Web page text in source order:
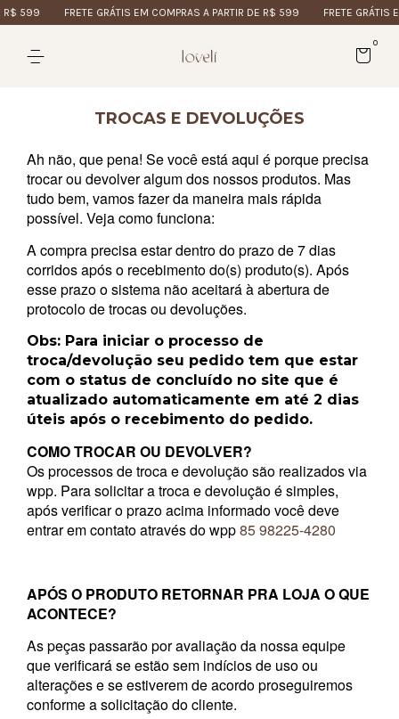
R$ 599 FRETE GRÁTIS EM COMPRAS A PARTIR DE R$ 599 FRETE GRÁTIS
0
TROCAS E DEVOLUÇÕES
Ah não, que pena! Se você está aqui é porque precisa
trocar ou devolver algum dos nossos produtos. Mas
tudo bem, vamos fazer da maneira mais rápida
possível. Veja como funciona:
A compra precisa estar dentro do prazo de 7 dias
corridos após o recebimento do(s) produto(s). Após
esse prazo o sistema não aceitará à abertura de
protocolo de trocas ou devoluções.
Obs: Para iniciar o processo de
troca/devolução seu pedido tem que estar
com o status de concluído no site que é
atualizado automaticamente em até 2 dias
úteis após o recebimento do pedido.
COMO TROCAR OU DEVOLVER?
Os processos de troca e devolução são realizados via
wpp. Para solicitar a troca e devolução é simples,
após verificar o prazo acima informado você deve
entrar em contato através do wpp85 98225-4280
APÓS O PRODUTO RETORNAR PRA LOJA O QUE
ACONTECE?
As peças passarão por avaliação da nossa equipe
que verificará se estão sem indícios de uso ou
alterações e se estiverem de acordo proseguiremos
conforme a solicitação do cliente.